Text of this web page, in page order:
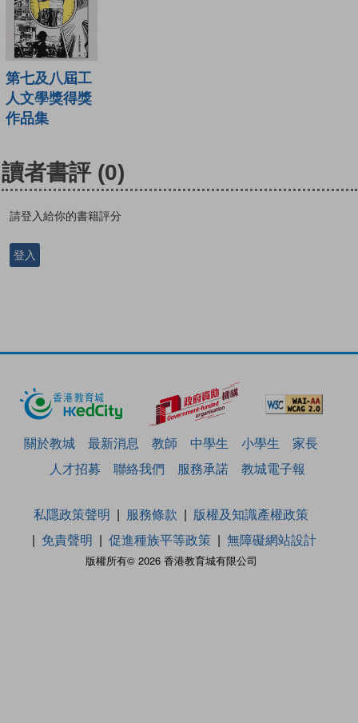
第七及八屆工
人文學獎得獎
作品集
讀者書評 (0)
請登入給你的書籍評分
登入
關於教城 最新消息 教師 中學生 小學生
家長
人才招募
聯絡我們 服務承諾 教城電子報
版權所有© 2026 香港教育城有限公司
私隱政策聲明 服務條款
版權及知識產權政策
免責聲明
促進種族平等政策 無障礙網站設計